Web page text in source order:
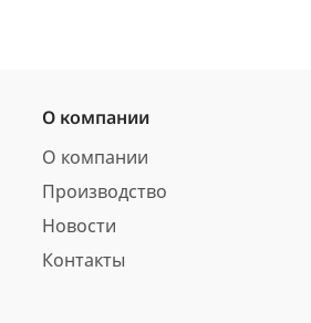
О компании
О компании
Производство
Новости
Контакты